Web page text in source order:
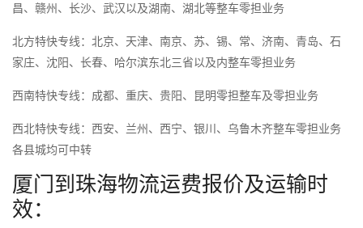
昌、赣州、长沙、武汉以及湖南、湖北等整车零担业务
北方特快专线：北京、天津、南京、苏、锡、常、济南、青岛、石
家庄、沈阳、长春、哈尔滨东北三省以及内整车零担业务
西南特快专线：成都、重庆、贵阳、昆明零担整车及零担业务
西北特快专线：西安、兰州、西宁、银川、乌鲁木齐整车零担业务
各县城均可中转
厦门到珠海物流运费报价及运输时
效：